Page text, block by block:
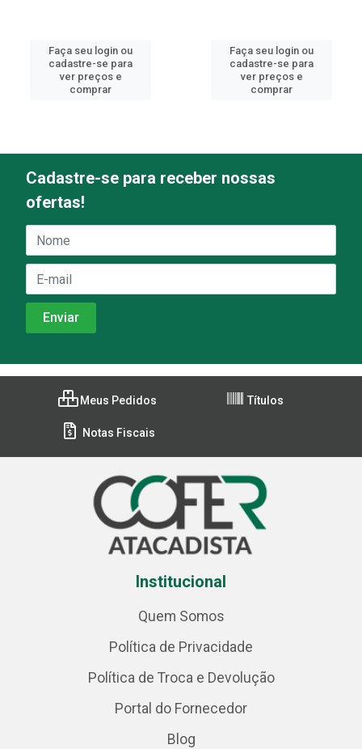
Faça seu login ou
cadastre-se para
ver preços e
comprar
Faça seu login ou
cadastre-se para
ver preços e
comprar
Cadastre-se para receber nossas
ofertas!
Meus Pedidos Títulos
Notas Fiscais
Institucional
Quem Somos
Política de Privacidade
Política de Troca e Devolução
Portal do Fornecedor
Blog